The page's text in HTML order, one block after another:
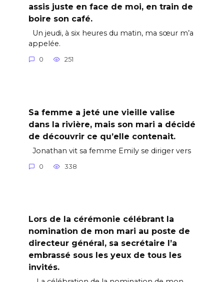
assis juste en face de moi, en train de
boire son café.
Un jeudi, à six heures du matin, ma sœur m’a
appelée.
0 251
Sa femme a jeté une vieille valise
dans la rivière, mais son mari a décidé
de découvrir ce qu’elle contenait.
Jonathan vit sa femme Emily se diriger vers
0 338
Lors de la cérémonie célébrant la
nomination de mon mari au poste de
directeur général, sa secrétaire l’a
embrassé sous les yeux de tous les
invités.